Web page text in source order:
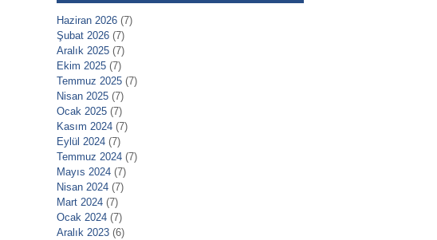
Haziran 2026 (7)
Şubat 2026 (7)
Aralık 2025 (7)
Ekim 2025 (7)
Temmuz 2025 (7)
Nisan 2025 (7)
Ocak 2025 (7)
Kasım 2024 (7)
Eylül 2024 (7)
Temmuz 2024 (7)
Mayıs 2024 (7)
Nisan 2024 (7)
Mart 2024 (7)
Ocak 2024 (7)
Aralık 2023 (6)